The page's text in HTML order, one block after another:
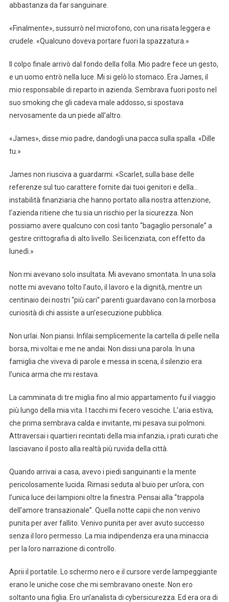
abbastanza da far sanguinare.
«Finalmente», sussurrò nel microfono, con una risata leggera e
crudele. «Qualcuno doveva portare fuori la spazzatura.»
Il colpo finale arrivò dal fondo della folla. Mio padre fece un gesto,
e un uomo entrò nella luce. Mi si gelò lo stomaco. Era James, il
mio responsabile di reparto in azienda. Sembrava fuori posto nel
suo smoking che gli cadeva male addosso, si spostava
nervosamente da un piede all’altro.
«James», disse mio padre, dandogli una pacca sulla spalla. «Dille
tu.»
James non riusciva a guardarmi. «Scarlet, sulla base delle
referenze sul tuo carattere fornite dai tuoi genitori e della…
instabilità finanziaria che hanno portato alla nostra attenzione,
l’azienda ritiene che tu sia un rischio per la sicurezza. Non
possiamo avere qualcuno con così tanto “bagaglio personale” a
gestire crittografia di alto livello. Sei licenziata, con effetto da
lunedì.»
Non mi avevano solo insultata. Mi avevano smontata. In una sola
notte mi avevano tolto l’auto, il lavoro e la dignità, mentre un
centinaio dei nostri “più cari” parenti guardavano con la morbosa
curiosità di chi assiste a un’esecuzione pubblica.
Non urlai. Non piansi. Infilai semplicemente la cartella di pelle nella
borsa, mi voltai e me ne andai. Non dissi una parola. In una
famiglia che viveva di parole e messa in scena, il silenzio era
l’unica arma che mi restava.
La camminata di tre miglia fino al mio appartamento fu il viaggio
più lungo della mia vita. I tacchi mi fecero vesciche. L’aria estiva,
che prima sembrava calda e invitante, mi pesava sui polmoni.
Attraversai i quartieri recintati della mia infanzia, i prati curati che
lasciavano il posto alla realtà più ruvida della città.
Quando arrivai a casa, avevo i piedi sanguinanti e la mente
pericolosamente lucida. Rimasi seduta al buio per un’ora, con
l’unica luce dei lampioni oltre la finestra. Pensai alla “trappola
dell’amore transazionale”. Quella notte capii che non venivo
punita per aver fallito. Venivo punita per aver avuto successo
senza il loro permesso. La mia indipendenza era una minaccia
per la loro narrazione di controllo.
Aprii il portatile. Lo schermo nero e il cursore verde lampeggiante
erano le uniche cose che mi sembravano oneste. Non ero
soltanto una figlia. Ero un’analista di cybersicurezza. Ed era ora di